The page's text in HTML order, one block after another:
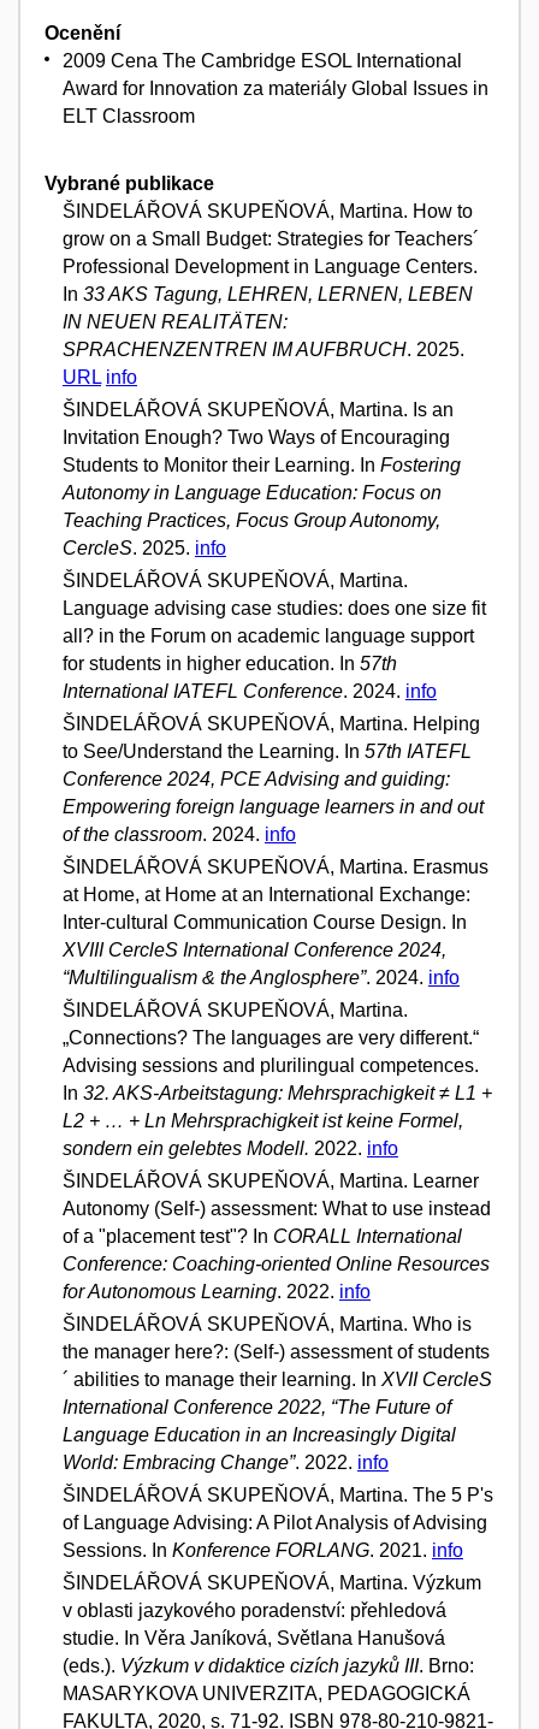
Ocenění
2009 Cena The Cambridge ESOL International
Award for Innovation za materiály Global Issues in
ELT Classroom
Vybrané publikace
ŠINDELÁŘOVÁ SKUPEŇOVÁ, Martina. How to
grow on a Small Budget: Strategies for Teachers´
Professional Development in Language Centers.
In 33 AKS Tagung, LEHREN, LERNEN, LEBEN
IN NEUEN REALITÄTEN:
SPRACHENZENTREN IM AUFBRUCH. 2025.
URL info
ŠINDELÁŘOVÁ SKUPEŇOVÁ, Martina. Is an
Invitation Enough? Two Ways of Encouraging
Students to Monitor their Learning. In Fostering
Autonomy in Language Education: Focus on
Teaching Practices, Focus Group Autonomy,
CercleS. 2025. info
ŠINDELÁŘOVÁ SKUPEŇOVÁ, Martina.
Language advising case studies: does one size fit
all? in the Forum on academic language support
for students in higher education. In 57th
International IATEFL Conference. 2024. info
ŠINDELÁŘOVÁ SKUPEŇOVÁ, Martina. Helping
to See/Understand the Learning. In 57th IATEFL
Conference 2024, PCE Advising and guiding:
Empowering foreign language learners in and out
of the classroom. 2024. info
ŠINDELÁŘOVÁ SKUPEŇOVÁ, Martina. Erasmus
at Home, at Home at an International Exchange:
Inter-cultural Communication Course Design. In
XVIII CercleS International Conference 2024,
“Multilingualism & the Anglosphere”. 2024. info
ŠINDELÁŘOVÁ SKUPEŇOVÁ, Martina.
„Connections? The languages are very different.“
Advising sessions and plurilingual competences.
In 32. AKS-Arbeitstagung: Mehrsprachigkeit ≠ L1 +
L2 + … + Ln Mehrsprachigkeit ist keine Formel,
sondern ein gelebtes Modell. 2022. info
ŠINDELÁŘOVÁ SKUPEŇOVÁ, Martina. Learner
Autonomy (Self-) assessment: What to use instead
of a "placement test"? In CORALL International
Conference: Coaching-oriented Online Resources
for Autonomous Learning. 2022. info
ŠINDELÁŘOVÁ SKUPEŇOVÁ, Martina. Who is
the manager here?: (Self-) assessment of students
´ abilities to manage their learning. In XVII CercleS
International Conference 2022, “The Future of
Language Education in an Increasingly Digital
World: Embracing Change”. 2022. info
ŠINDELÁŘOVÁ SKUPEŇOVÁ, Martina. The 5 P's
of Language Advising: A Pilot Analysis of Advising
Sessions. In Konference FORLANG. 2021. info
ŠINDELÁŘOVÁ SKUPEŇOVÁ, Martina. Výzkum
v oblasti jazykového poradenství: přehledová
studie. In Věra Janíková, Světlana Hanušová
(eds.). Výzkum v didaktice cizích jazyků III. Brno:
MASARYKOVA UNIVERZITA, PEDAGOGICKÁ
FAKULTA, 2020, s. 71-92. ISBN 978-80-210-9821-